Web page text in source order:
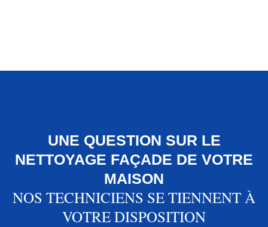
UNE QUESTION SUR LE
NETTOYAGE FAÇADE DE VOTRE
MAISON
NOS TECHNICIENS SE TIENNENT À
VOTRE DISPOSITION